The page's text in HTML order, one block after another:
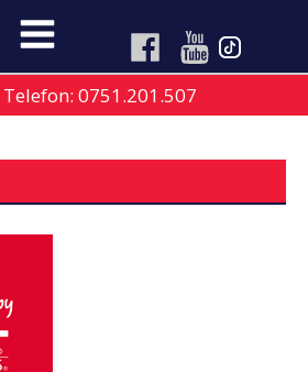
Telefon: 0751.201.507